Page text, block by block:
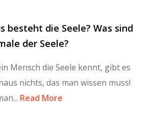
besteht die Seele? Was sind
der Seele?
Mensch die Seele kennt, gibt es
nichts, das man wissen muss!
Read More